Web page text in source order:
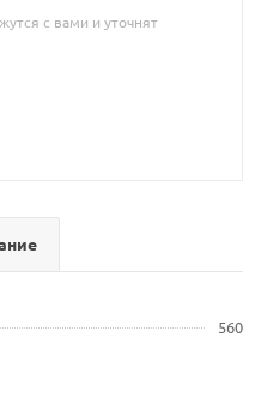
с вами и уточнят
560